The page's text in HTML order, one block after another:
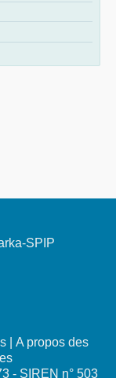
SPIP
| A propos des
- SIREN n° 503